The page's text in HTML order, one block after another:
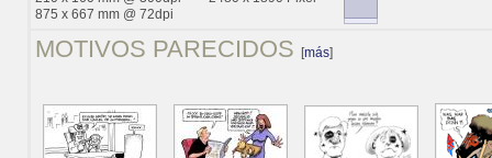
875 x 667 mm @ 72dpi
MOTIVOS PARECIDOS [más]